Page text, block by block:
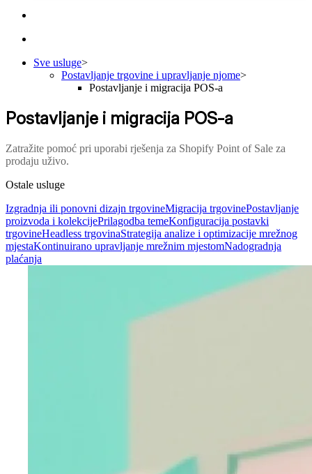
Sve usluge>
Postavljanje trgovine i upravljanje njome>
Postavljanje i migracija POS-a
Postavljanje i migracija POS-a
Zatražite pomoć pri uporabi rješenja za Shopify Point of Sale za
prodaju uživo.
Ostale usluge
Izgradnja ili ponovni dizajn trgovineMigracija trgovinePostavljanje
proizvoda i kolekcijePrilagodba temeKonfiguracija postavki
trgovineHeadless trgovinaStrategija analize i optimizacije mrežnog
mjestaKontinuirano upravljanje mrežnim mjestomNadogradnja
plaćanja